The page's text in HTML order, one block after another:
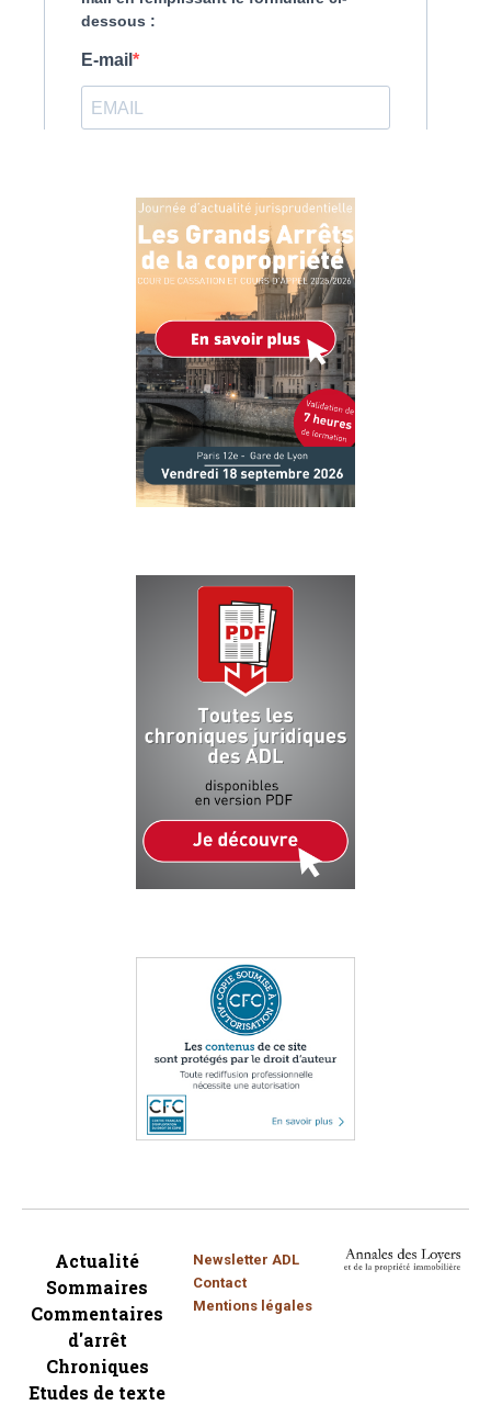
Actualité
Sommaires
Commentaires
d'arrêt
Chroniques
Etudes de texte
Newsletter ADL
Contact
Mentions légales